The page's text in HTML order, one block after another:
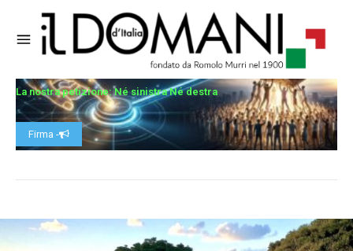
La nostra petizione: Né sinistra Né destra
Firma -